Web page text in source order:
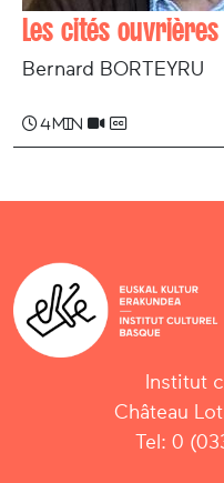
Les cités ouvrières
Bernard BORTEYRU
4 min
Institut
Château
Tel: 0